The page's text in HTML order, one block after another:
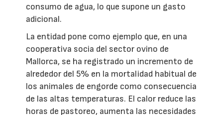
consumo de agua, lo que supone un gasto
adicional.
La entidad pone como ejemplo que, en una
cooperativa socia del sector ovino de
Mallorca, se ha registrado un incremento de
alrededor del 5% en la mortalidad habitual de
los animales de engorde como consecuencia
de las altas temperaturas. El calor reduce las
horas de pastoreo, aumenta las necesidades